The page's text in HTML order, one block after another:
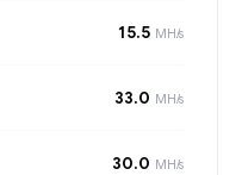
15.5 MH/s
33.0 MH/s
30.0 MH/s